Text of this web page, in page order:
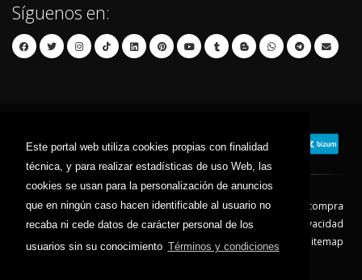
Este portal web utiliza cookies propias con finalidad
técnica, y para realizar estadísticas de uso Web, las
cookies se usan para la personalización de anuncios
que en ningún caso hacen identificable al usuario no
recaba ni cede datos de carácter personal de los
usuarios sin su conocimiento Términos y condiciones
Síguenos en:
Contacto Aviso Legal
Condiciones de compra
Política de envíos
Política de devolución
Política de Privacidad
Política de Cookies
Sitemap